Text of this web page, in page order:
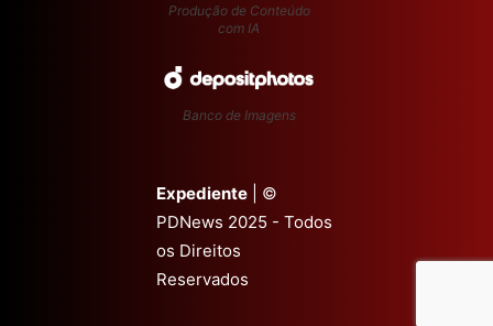
Produção de Conteúdo
com IA
Banco de Imagens
Expediente | ©
PDNews 2025 - Todos
os Direitos
Reservados